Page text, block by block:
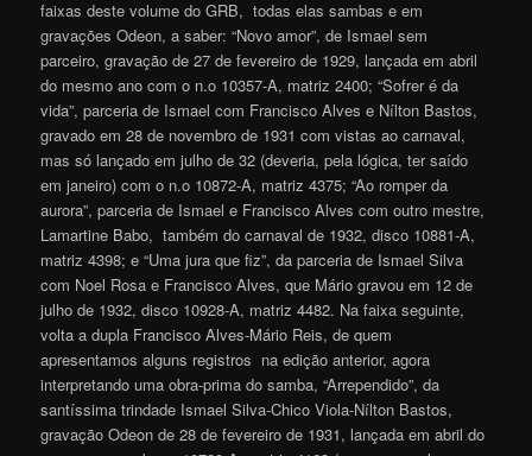
faixas deste volume do GRB, todas elas sambas e em
gravações Odeon, a saber: “Novo amor”, de Ismael sem
parceiro, gravação de 27 de fevereiro de 1929, lançada em abril
do mesmo ano com o n.o 10357-A, matriz 2400; “Sofrer é da
vida”, parceria de Ismael com Francisco Alves e Nílton Bastos,
gravado em 28 de novembro de 1931 com vistas ao carnaval,
mas só lançado em julho de 32 (deveria, pela lógica, ter saído
em janeiro) com o n.o 10872-A, matriz 4375; “Ao romper da
aurora”, parceria de Ismael e Francisco Alves com outro mestre,
Lamartine Babo, também do carnaval de 1932, disco 10881-A,
matriz 4398; e “Uma jura que fiz”, da parceria de Ismael Silva
com Noel Rosa e Francisco Alves, que Mário gravou em 12 de
julho de 1932, disco 10928-A, matriz 4482. Na faixa seguinte,
volta a dupla Francisco Alves-Mário Reis, de quem
apresentamos alguns registros na edição anterior, agora
interpretando uma obra-prima do samba, “Arrependido”, da
santíssima trindade Ismael Silva-Chico Viola-Nílton Bastos,
gravação Odeon de 28 de fevereiro de 1931, lançada em abril do